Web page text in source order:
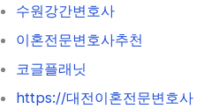
수원강간변호사
이혼전문변호사추천
코글플래닛
https://대전이혼전문변호사